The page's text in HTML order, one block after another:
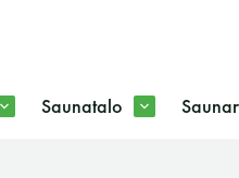
Saunatalo